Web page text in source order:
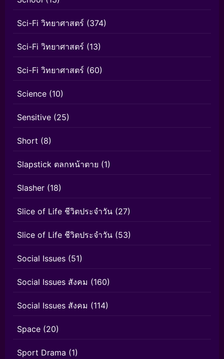
Sci-Fi วิทยาศาสตร์ (374)
Sci-Fi วิทยาศาสตร์ (13)
Sci-Fi วิทยาศาสตร์ (60)
Science (10)
Sensitive (25)
Short (8)
Slapstick ตลกหน้าตาย (1)
Slasher (18)
Slice of Life ชีวิตประจำวัน (27)
Slice of Life ชีวิตประจำวัน (53)
Social Issues (51)
Social Issues สังคม (160)
Social Issues สังคม (114)
Space (20)
Sport Drama (1)